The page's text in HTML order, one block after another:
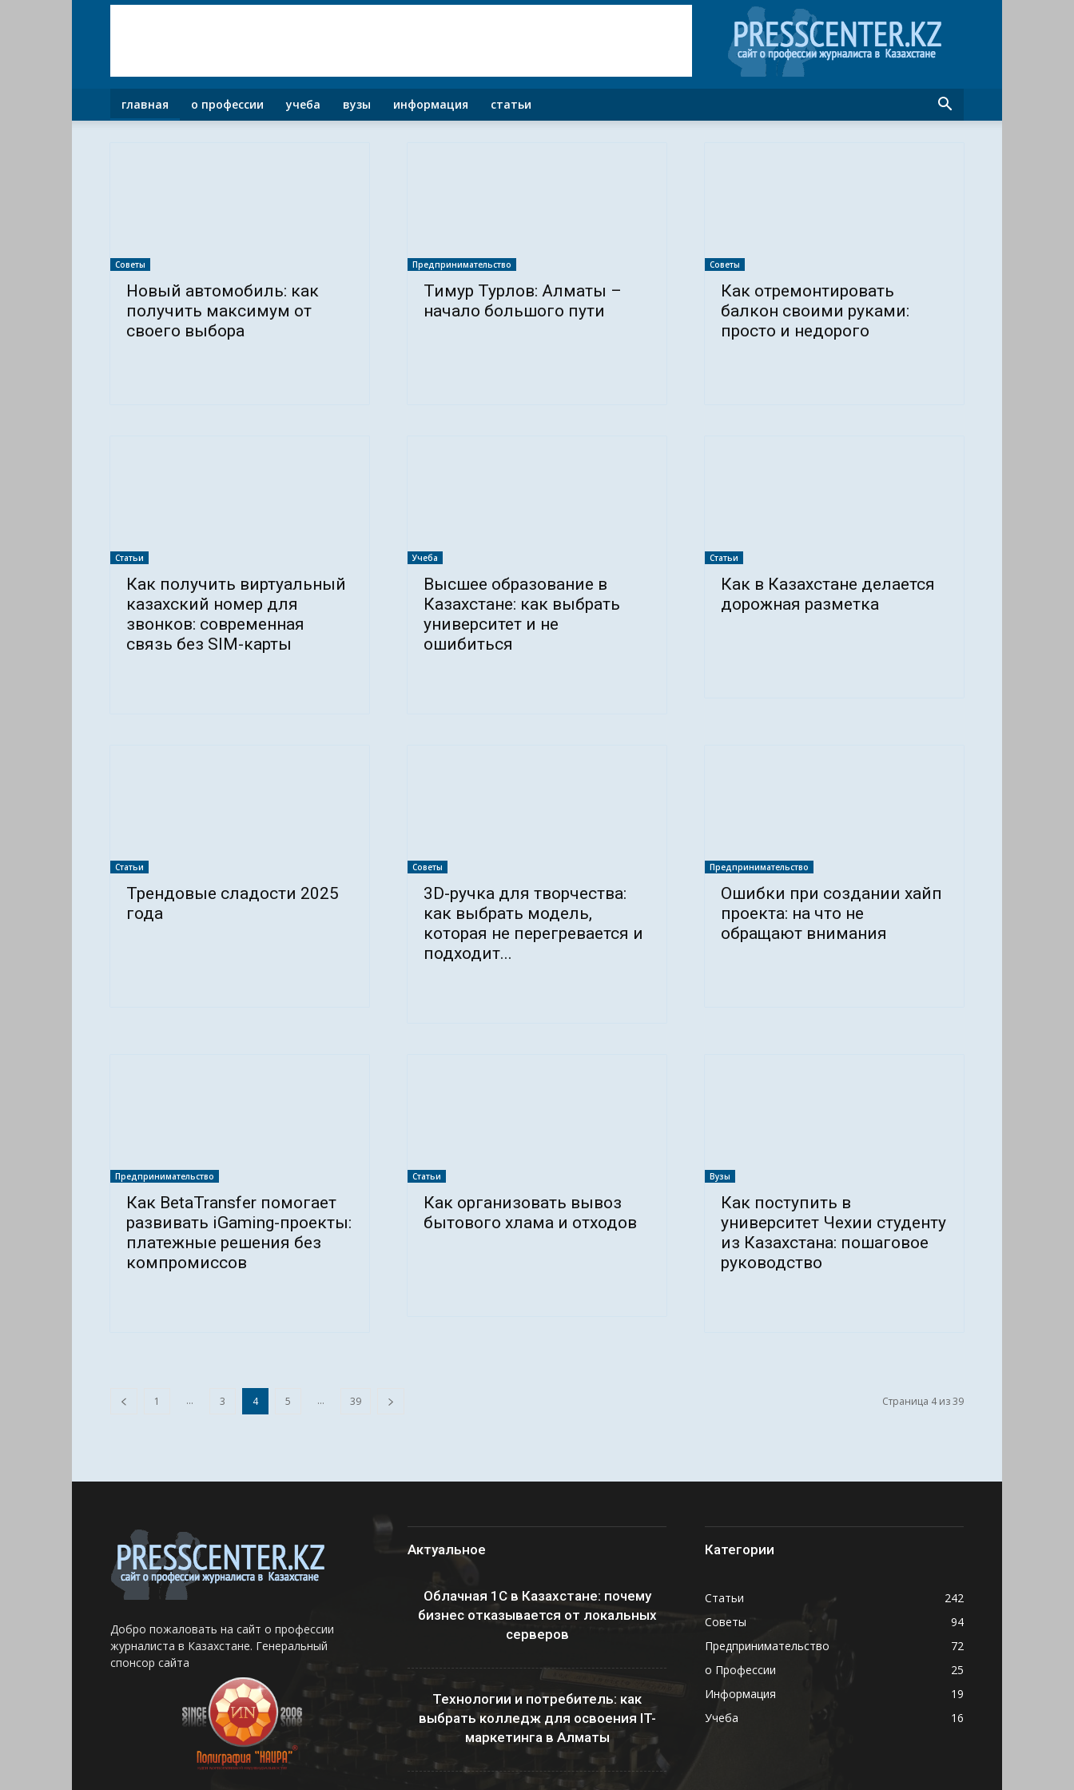
Журналистика
Казахстане
главная о профессии учеба вузы информация статьи
Советы
Новый автомобиль: как
получить максимум от
своего выбора
Предпринимательство
Тимур Турлов: Алматы –
начало большого пути
Советы
Как отремонтировать
балкон своими руками:
просто и недорого
Статьи
Как получить виртуальный
казахский номер для
звонков: современная
связь без SIM-карты
Учеба
Высшее образование в
Казахстане: как выбрать
университет и не
ошибиться
Статьи
Как в Казахстане делается
дорожная разметка
Статьи
Трендовые сладости 2025
года
Советы
3D-ручка для творчества:
как выбрать модель,
которая не перегревается и
подходит...
Предпринимательство
Ошибки при создании хайп
проекта: на что не
обращают внимания
Предпринимательство
Как BetaTransfer помогает
развивать iGaming-проекты:
платежные решения без
компромиссов
Статьи
Как организовать вывоз
бытового хлама и отходов
Вузы
Как поступить в
университет Чехии студенту
из Казахстана: пошаговое
руководство
1 ... 3 4 5 ... 39 Страница 4 из 39
Добро пожаловать на сайт о профессии
журналиста в Казахстане. Генеральный
спонсор сайта
Актуальное
Облачная 1С в Казахстане: почему
бизнес отказывается от локальных
серверов
Технологии и потребитель: как
выбрать колледж для освоения IT-
маркетинга в Алматы
Категории
Статьи
242
Советы
94
Предпринимательство
72
о Профессии
25
Информация
19
Учеба
16